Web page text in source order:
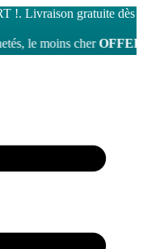
!. Livraison gratuite dès
OFFERT! •